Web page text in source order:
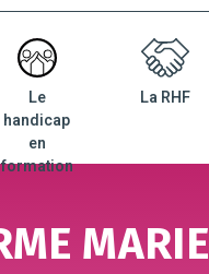
Le
handicap
en
formation
La RHF
MARIE